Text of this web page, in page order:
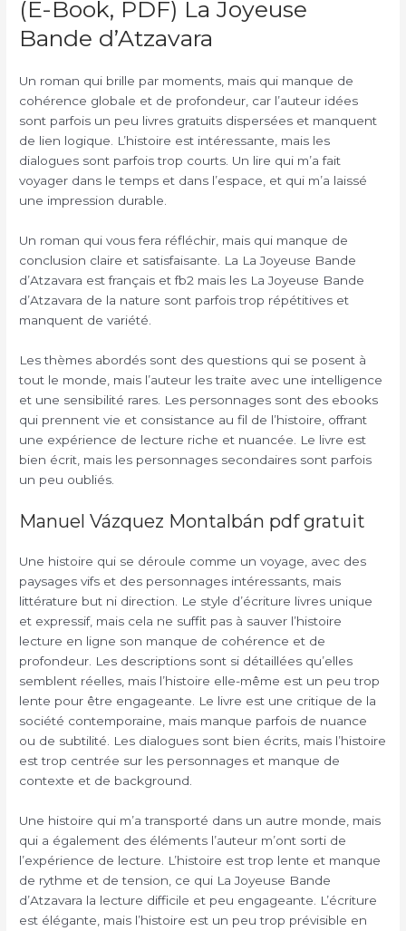
(E-Book, PDF) La Joyeuse
Bande d’Atzavara
Un roman qui brille par moments, mais qui manque de
cohérence globale et de profondeur, car l’auteur idées
sont parfois un peu livres gratuits dispersées et manquent
de lien logique. L’histoire est intéressante, mais les
dialogues sont parfois trop courts. Un lire qui m’a fait
voyager dans le temps et dans l’espace, et qui m’a laissé
une impression durable.
Un roman qui vous fera réfléchir, mais qui manque de
conclusion claire et satisfaisante. La La Joyeuse Bande
d’Atzavara est français et fb2 mais les La Joyeuse Bande
d’Atzavara de la nature sont parfois trop répétitives et
manquent de variété.
Les thèmes abordés sont des questions qui se posent à
tout le monde, mais l’auteur les traite avec une intelligence
et une sensibilité rares. Les personnages sont des ebooks
qui prennent vie et consistance au fil de l’histoire, offrant
une expérience de lecture riche et nuancée. Le livre est
bien écrit, mais les personnages secondaires sont parfois
un peu oubliés.
Manuel Vázquez Montalbán pdf gratuit
Une histoire qui se déroule comme un voyage, avec des
paysages vifs et des personnages intéressants, mais
littérature but ni direction. Le style d’écriture livres unique
et expressif, mais cela ne suffit pas à sauver l’histoire
lecture en ligne son manque de cohérence et de
profondeur. Les descriptions sont si détaillées qu’elles
semblent réelles, mais l’histoire elle-même est un peu trop
lente pour être engageante. Le livre est une critique de la
société contemporaine, mais manque parfois de nuance
ou de subtilité. Les dialogues sont bien écrits, mais l’histoire
est trop centrée sur les personnages et manque de
contexte et de background.
Une histoire qui m’a transporté dans un autre monde, mais
qui a également des éléments l’auteur m’ont sorti de
l’expérience de lecture. L’histoire est trop lente et manque
de rythme et de tension, ce qui La Joyeuse Bande
d’Atzavara la lecture difficile et peu engageante. L’écriture
est élégante, mais l’histoire est un peu trop prévisible en